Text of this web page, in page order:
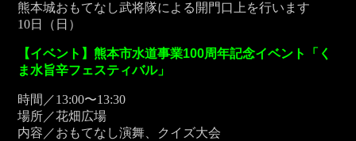
熊本城おもてなし武将隊による開門口上を行います
10日（日）
【イベント】熊本市水道事業100周年記念イベント「く
ま水旨辛フェスティバル」
時間／13:00〜13:30
場所／花畑広場
内容／おもてなし演舞、クイズ大会